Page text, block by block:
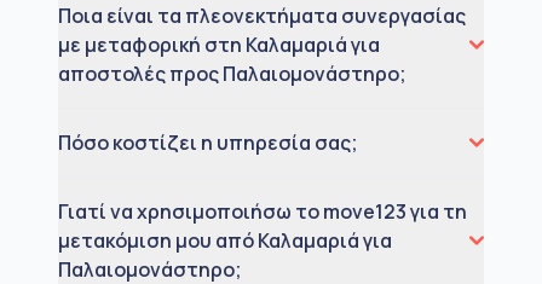
Ποια είναι τα πλεονεκτήματα συνεργασίας
με μεταφορική στη Καλαμαριά για
αποστολές προς Παλαιομονάστηρο;
Πόσο κοστίζει η υπηρεσία σας;
Γιατί να χρησιμοποιήσω το move123 για τη
μετακόμιση μου από Καλαμαριά για
Παλαιομονάστηρο;